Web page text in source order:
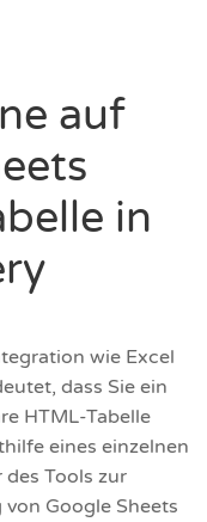
auf
in
wie Excel
dass Sie ein
HTML-Tabelle
eines einzelnen
Tools zur
Google Sheets